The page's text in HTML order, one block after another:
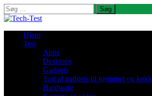
Søg
efter:
Hjem
Test
Apps
Desktops
Gadgets
Test af gadgets til hjemmet og
Hardware